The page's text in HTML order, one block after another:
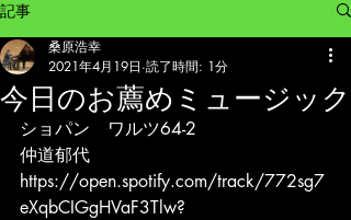
記事
今日のお薦めミュージック
桑原浩幸
2021年4月19日 読了時間: 1分
ショパン　ワルツ64-2
仲道郁代
https://open.spotify.com/track/772sg7
eXqbCIGgHVaF3Tlw?